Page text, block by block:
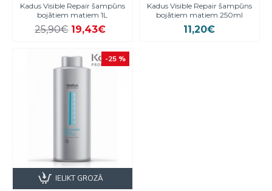
Kadus Visible Repair šampūns
bojātiem matiem 1L
25,90€ 19,43€
Kadus Visible Repair šampūns
bojātiem matiem 250ml
11,20€
-25 %
IELIKT GROZĀ